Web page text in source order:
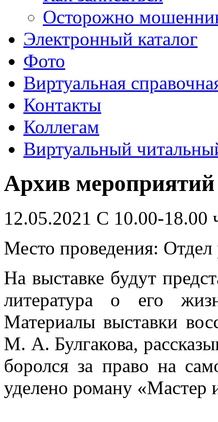
Осторожно
Электронный каталог
Фото
Виртуальная
Контакты
Коллегам
Виртуальный
Архив мероприятий
12.05.2021 С 10.00-18.00
Место проведения: Отдел
На выставке будут
литература о его
Материалы выставки
М. А. Булгакова,
боролся за право на
уделено роману «Мастер